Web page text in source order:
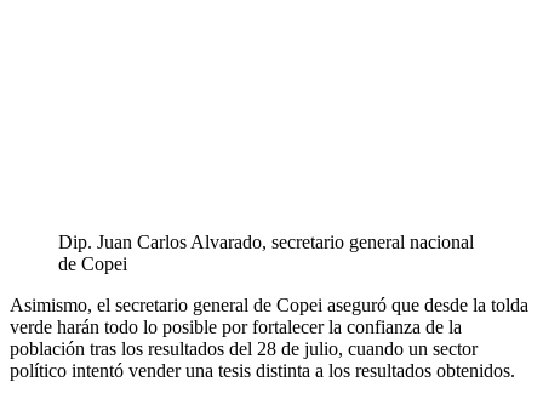
Dip. Juan Carlos Alvarado, secretario general nacional
de Copei
Asimismo, el secretario general de Copei aseguró que desde la tolda
verde harán todo lo posible por fortalecer la confianza de la
población tras los resultados del 28 de julio, cuando un sector
político intentó vender una tesis distinta a los resultados obtenidos.